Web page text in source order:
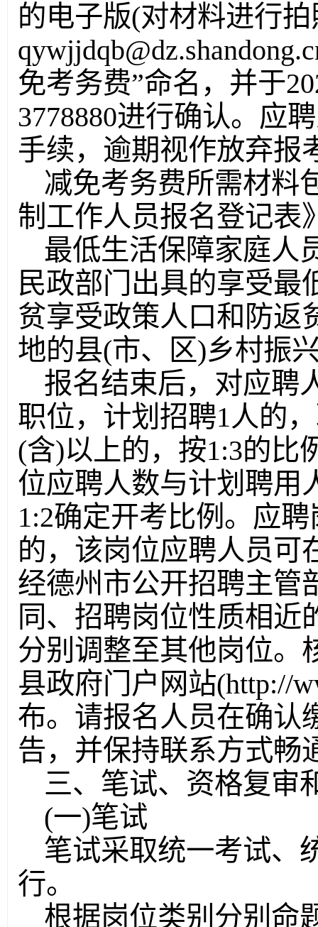
的电子版(对材料进行
免考务费”命名，并于
3778880进行确认。应
手续，逾期视作放弃报
减免考务费所需材料
制工作人员报名登记表
最低生活保障家庭人
民政部门出具的享受最
贫享受政策人口和防返
地的县(市、区)乡村振
报名结束后，对应聘
职位，计划招聘1人的
(含)以上的，按1:3的比
位应聘人数与计划聘用
1:2确定开考比例。应
的，该岗位应聘人员可
经德州市公开招聘主管
同、招聘岗位性质相
分别调整至其他岗位。
县政府门户网站(http://
布。请报名人员在确认
告，并保持联系方式畅
三、笔试、资格复审
(一)笔试
笔试采取统一考试、
行。
根据岗位类别分别命